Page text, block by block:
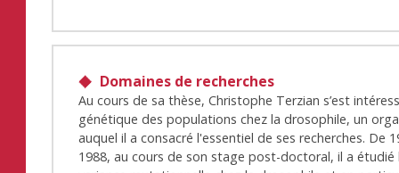
Domaines de recherches
Au cours de sa thèse, Christophe Terzian s’est
génétique des populations chez la drosophile, un
auquel il a consacré l'essentiel de ses recherches. De
1988, au cours de son stage post-doctoral, il a étudié